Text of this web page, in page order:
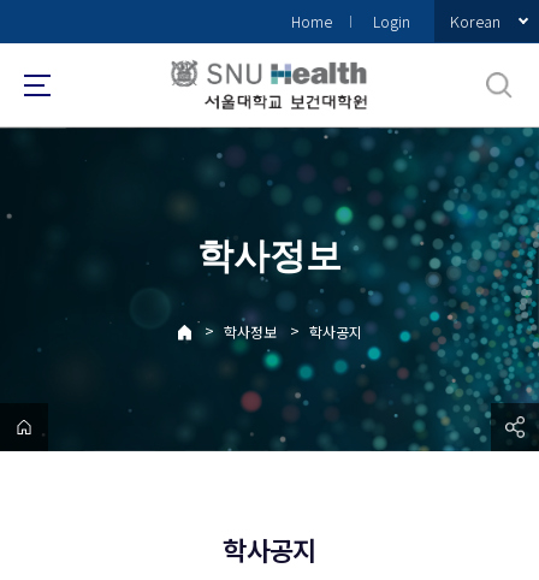
로
메
Home Login Korean
학사정보
> 학사정보 > 학사공지
학사공지